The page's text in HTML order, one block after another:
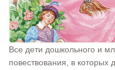
Все дети дошкольного и
повествования, в которых